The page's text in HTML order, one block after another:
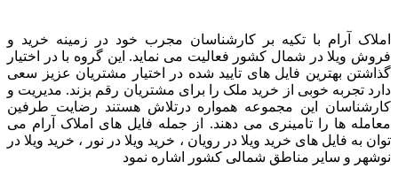
املاک آرام با تکیه بر کارشناسان مجرب خود در زمینه خرید و
فروش ویلا در شمال کشور فعالیت می نماید. این گروه با در اختیار
گذاشتن بهترین فایل های تایید شده در اختیار مشتریان عزیز سعی
دارد تجربه خوبی از خرید ملک را برای مشتریان رقم بزند. مدیریت و
کارشناسان این مجموعه همواره درتلاش هستند رضایت طرفین
معامله ها را تامینری می دهند. از جمله فایل های املاک آرام می
توان به فایل های خرید ویلا در رویان ، خرید ویلا در نور ، خرید ویلا در
نوشهر و سایر مناطق شمالی کشور اشاره نمود